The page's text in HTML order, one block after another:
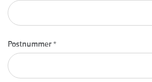
Postnummer *